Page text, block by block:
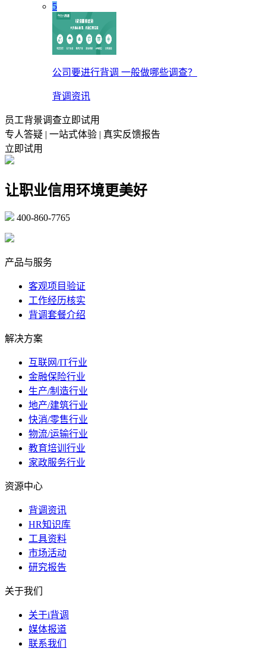
5
公司要进行背调 一般做哪些调查？
背调资讯
员工背景调查立即试用
专人答疑 | 一站式体验 | 真实反馈报告
立即试用
让职业信用环境更美好
400-860-7765
产品与服务
客观项目验证
工作经历核实
背调套餐介绍
解决方案
互联网/IT行业
金融保险行业
生产/制造行业
地产/建筑行业
快消/零售行业
物流/运输行业
教育培训行业
家政服务行业
资源中心
背调资讯
HR知识库
工具资料
市场活动
研究报告
关于我们
关于i背调
媒体报道
联系我们